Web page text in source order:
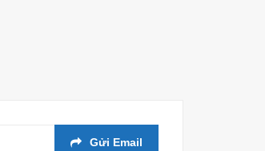
Gửi Email